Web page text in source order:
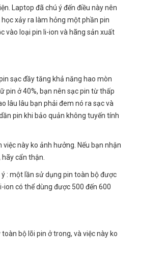
Laptop đã chú ý đến điều này nên
xảy ra làm hỏng một phần pin
vào loại pin li-ion và hãng sản xuất
sạc đầy tăng khả năng hao mòn
pin ở 40%, bạn nên sạc pin từ thấp
lâu lâu bạn phải đem nó ra sạc và
pin khi bảo quản không tuyến tính
này ko ảnh hưởng. Nếu bạn nhận
cẩn thận.
: một lần sử dụng pin toàn bộ được
ion có thể dùng được 500 đến 600
bộ lõi pin ở trong, và việc này ko